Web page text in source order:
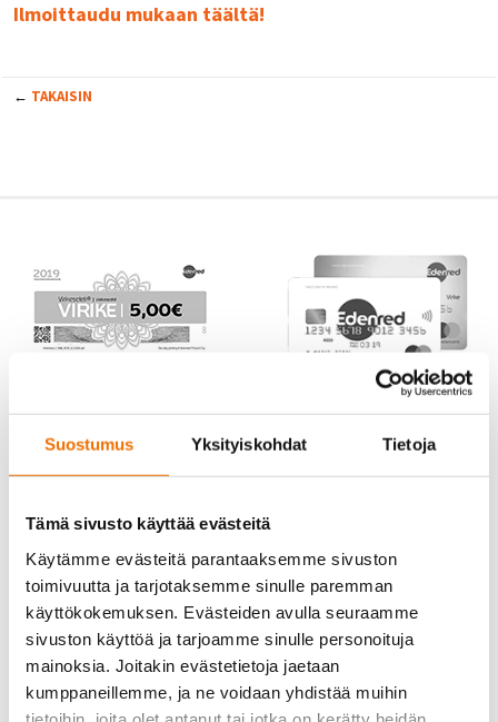
Suostumus Yksityiskohdat Tietoja
Tämä sivusto käyttää evästeitä
Käytämme evästeitä parantaaksemme sivuston
toimivuutta ja tarjotaksemme sinulle paremman
käyttökokemuksen. Evästeiden avulla seuraamme
sivuston käyttöä ja tarjoamme sinulle personoituja
mainoksia. Joitakin evästetietoja jaetaan
kumppaneillemme, ja ne voidaan yhdistää muihin
Ilmoittaudu mukaan täältä!
← TAKAISIN